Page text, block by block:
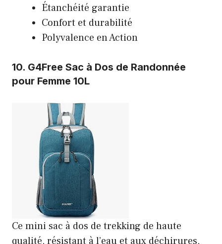
Étanchéité garantie
Confort et durabilité
Polyvalence en Action
10. G4Free Sac à Dos de Randonnée
pour Femme 10L
Ce mini sac à dos de trekking de haute
qualité, résistant à l’eau et aux déchirures,